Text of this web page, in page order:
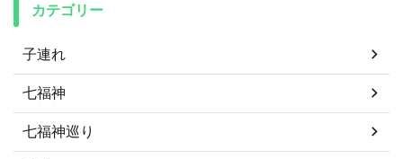
カテゴリー
子連れ
七福神
七福神巡り